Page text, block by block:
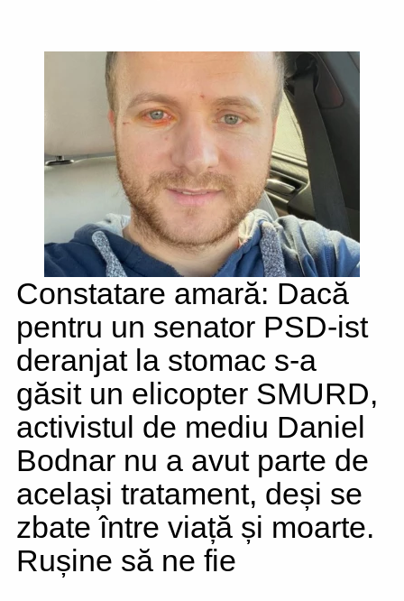
Constatare amară: Dacă
pentru un senator PSD-ist
deranjat la stomac s-a
găsit un elicopter SMURD,
activistul de mediu Daniel
Bodnar nu a avut parte de
același tratament, deși se
zbate între viață și moarte.
Rușine să ne fie